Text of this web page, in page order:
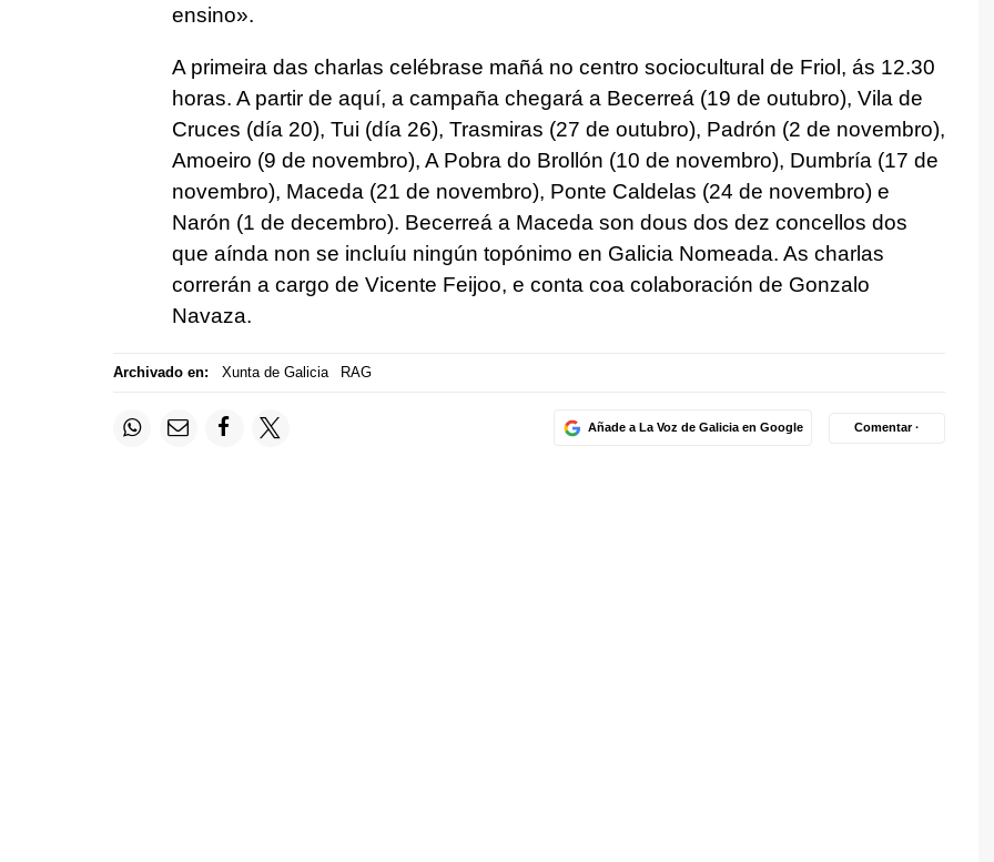
ensino».
A primeira das charlas celébrase mañá no centro sociocultural de Friol, ás 12.30
horas. A partir de aquí, a campaña chegará a Becerreá (19 de outubro), Vila de
Cruces (día 20), Tui (día 26), Trasmiras (27 de outubro), Padrón (2 de novembro),
Amoeiro (9 de novembro), A Pobra do Brollón (10 de novembro), Dumbría (17 de
novembro), Maceda (21 de novembro), Ponte Caldelas (24 de novembro) e
Narón (1 de decembro). Becerreá a Maceda son dous dos dez concellos dos
que aínda non se incluíu ningún topónimo en Galicia Nomeada. As charlas
correrán a cargo de Vicente Feijoo, e conta coa colaboración de Gonzalo
Navaza.
Archivado en: Xunta de Galicia RAG
Añade a La Voz de Galicia en Google Comentar ·